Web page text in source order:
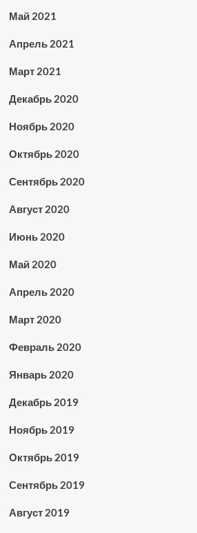
Май 2021
Апрель 2021
Март 2021
Декабрь 2020
Ноябрь 2020
Октябрь 2020
Сентябрь 2020
Август 2020
Июнь 2020
Май 2020
Апрель 2020
Март 2020
Февраль 2020
Январь 2020
Декабрь 2019
Ноябрь 2019
Октябрь 2019
Сентябрь 2019
Август 2019